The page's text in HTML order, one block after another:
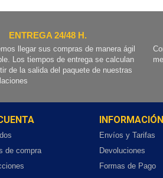
ENTREGA 24/48 H.
llegar sus compras de manera ágil
Los tiempos de entrega se calculan
de la salida del paquete de nuestras
de compra
INFORMACIÓN
Envíos y Tarifas
Devoluciones
Formas de Pago